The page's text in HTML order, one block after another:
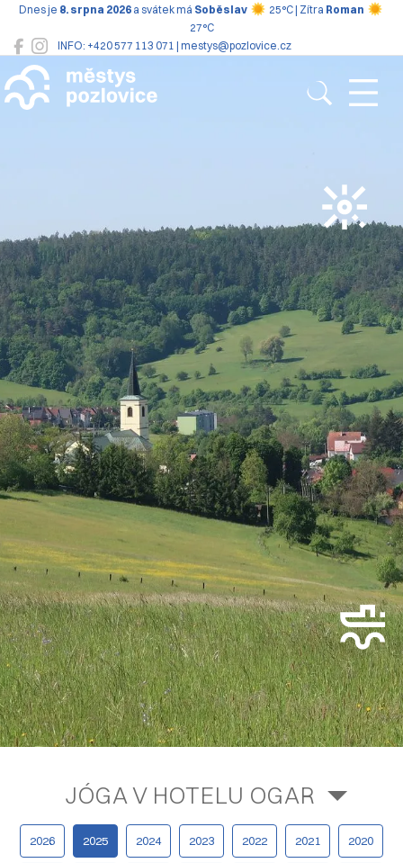
INFO: +420 577 113 071 | mestys@pozlovice.cz
Dnes je 8. srpna 2026 a svátek má Soběslav 25°C | Zítra Roman
27°C
Pozlovice
JÓGA V HOTELU OGAR
2026 2025 2024 2023 2022 2021 2020